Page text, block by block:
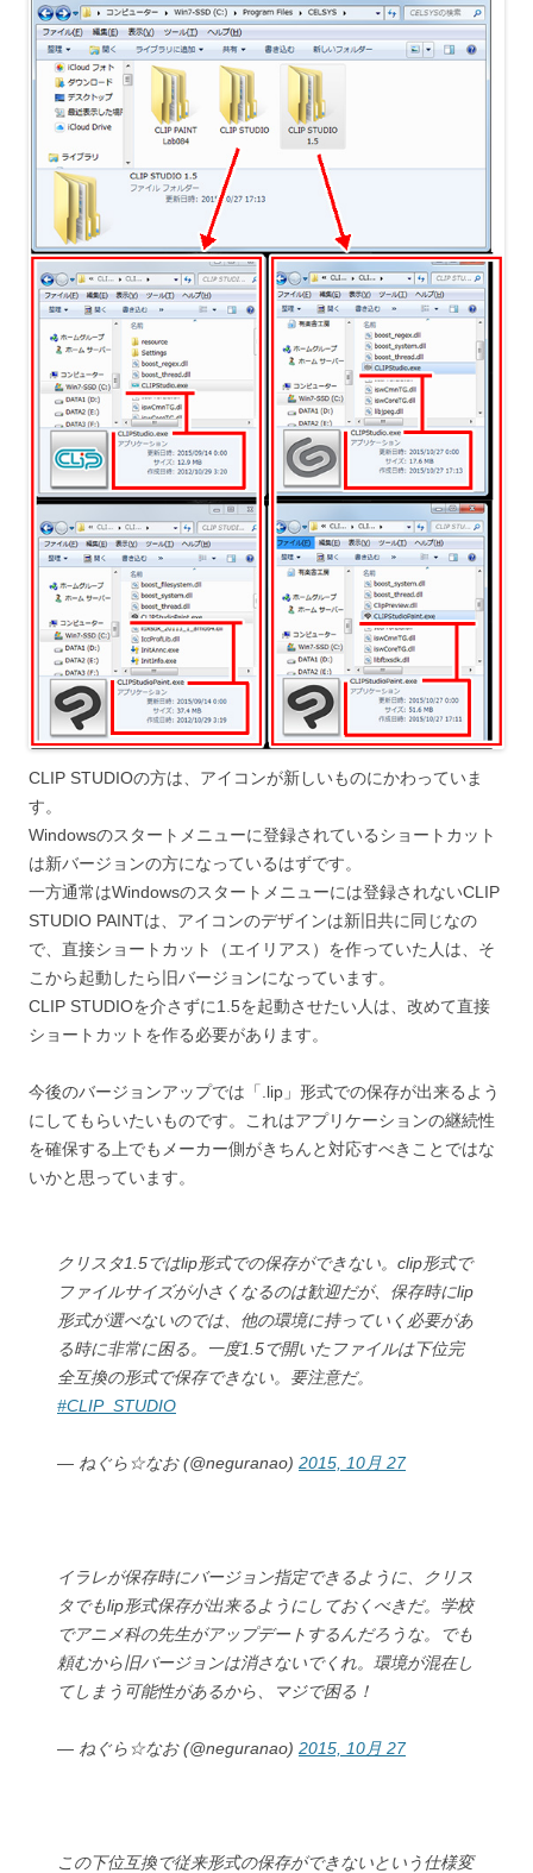
CLIP STUDIOの方は、アイコンが新しいものにかわっていま
す。
Windowsのスタートメニューに登録されているショートカット
は新バージョンの方になっているはずです。
一方通常はWindowsのスタートメニューには登録されないCLIP
STUDIO PAINTは、アイコンのデザインは新旧共に同じなの
で、直接ショートカット（エイリアス）を作っていた人は、そ
こから起動したら旧バージョンになっています。
CLIP STUDIOを介さずに1.5を起動させたい人は、改めて直接
ショートカットを作る必要があります。
今後のバージョンアップでは「.lip」形式での保存が出来るよう
にしてもらいたいものです。これはアプリケーションの継続性
を確保する上でもメーカー側がきちんと対応すべきことではな
いかと思っています。
クリスタ1.5ではlip形式での保存ができない。clip形式で
ファイルサイズが小さくなるのは歓迎だが、保存時にlip
形式が選べないのでは、他の環境に持っていく必要があ
る時に非常に困る。一度1.5で開いたファイルは下位完
全互換の形式で保存できない。要注意だ。
#CLIP_STUDIO
— ねぐら☆なお (@neguranao) 2015, 10月 27
イラレが保存時にバージョン指定できるように、クリス
タでもlip形式保存が出来るようにしておくべきだ。学校
でアニメ科の先生がアップデートするんだろうな。でも
頼むから旧バージョンは消さないでくれ。環境が混在し
てしまう可能性があるから、マジで困る！
— ねぐら☆なお (@neguranao) 2015, 10月 27
この下位互換で従来形式の保存ができないという仕様変